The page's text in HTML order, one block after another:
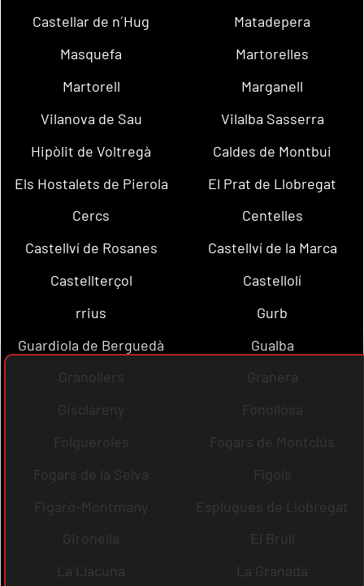
Castellar de n´Hug
Matadepera
Masquefa
Martorelles
Martorell
Marganell
Vilanova de Sau
Vilalba Sasserra
Hipòlit de Voltregà
Caldes de Montbui
Els Hostalets de Pierola
El Prat de Llobregat
Cercs
Centelles
Castellví de Rosanes
Castellví de la Marca
Castellterçol
Castellolí
rrius
Gurb
Guardiola de Berguedà
Gualba
Granollers
Granera
Gisclareny
Fonollosa
Folgueroles
Fogars de Montclús
Fogars de la Selva
Fígols
Figaró-Montmany
Esplugues de Llobregat
Gironella
El Brull
La Llacuna
La Granada